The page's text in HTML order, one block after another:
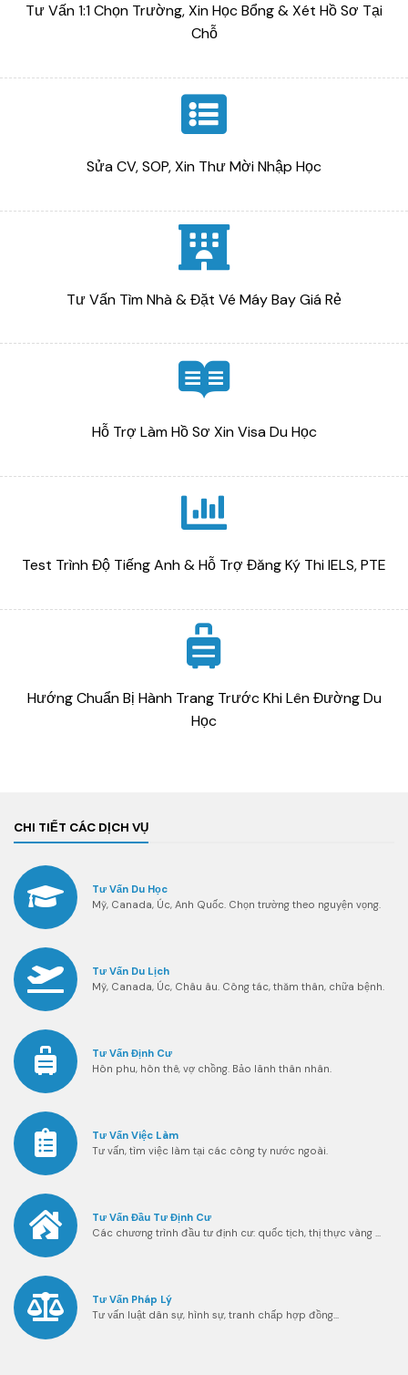
Tư Vấn 1:1 Chọn Trường, Xin Học Bổng & Xét Hồ Sơ Tại
Chỗ
Sửa CV, SOP, Xin Thư Mời Nhập Học
Tư Vấn Tìm Nhà & Đặt Vé Máy Bay Giá Rẻ
Hỗ Trợ Làm Hồ Sơ Xin Visa Du Học
Test Trình Độ Tiếng Anh & Hỗ Trợ Đăng Ký Thi IELS, PTE
Hướng Chuẩn Bị Hành Trang Trước Khi Lên Đường Du
Học
CHI TIẾT CÁC DỊCH VỤ
Tư Vấn Du Học
Mỹ, Canada, Úc, Anh Quốc. Chọn trường theo nguyện vọng.
Tư Vấn Du Lịch
Mỹ, Canada, Úc, Châu âu. Công tác, thăm thân, chữa bệnh.
Tư Vấn Định Cư
Hôn phu, hôn thê, vợ chồng. Bảo lãnh thân nhân.
Tư Vấn Việc Làm
Tư vấn, tìm việc làm tại các công ty nước ngoài.
Tư Vấn Đầu Tư Định Cư
Các chương trình đầu tư định cư: quốc tịch, thị thực vàng ...
Tư Vấn Pháp Lý
Tư vấn luật dân sự, hình sự, tranh chấp hợp đồng...